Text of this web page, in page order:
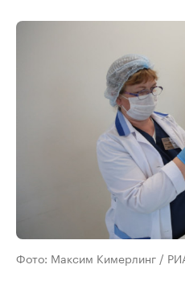
Фото: Максим Кимерлинг /